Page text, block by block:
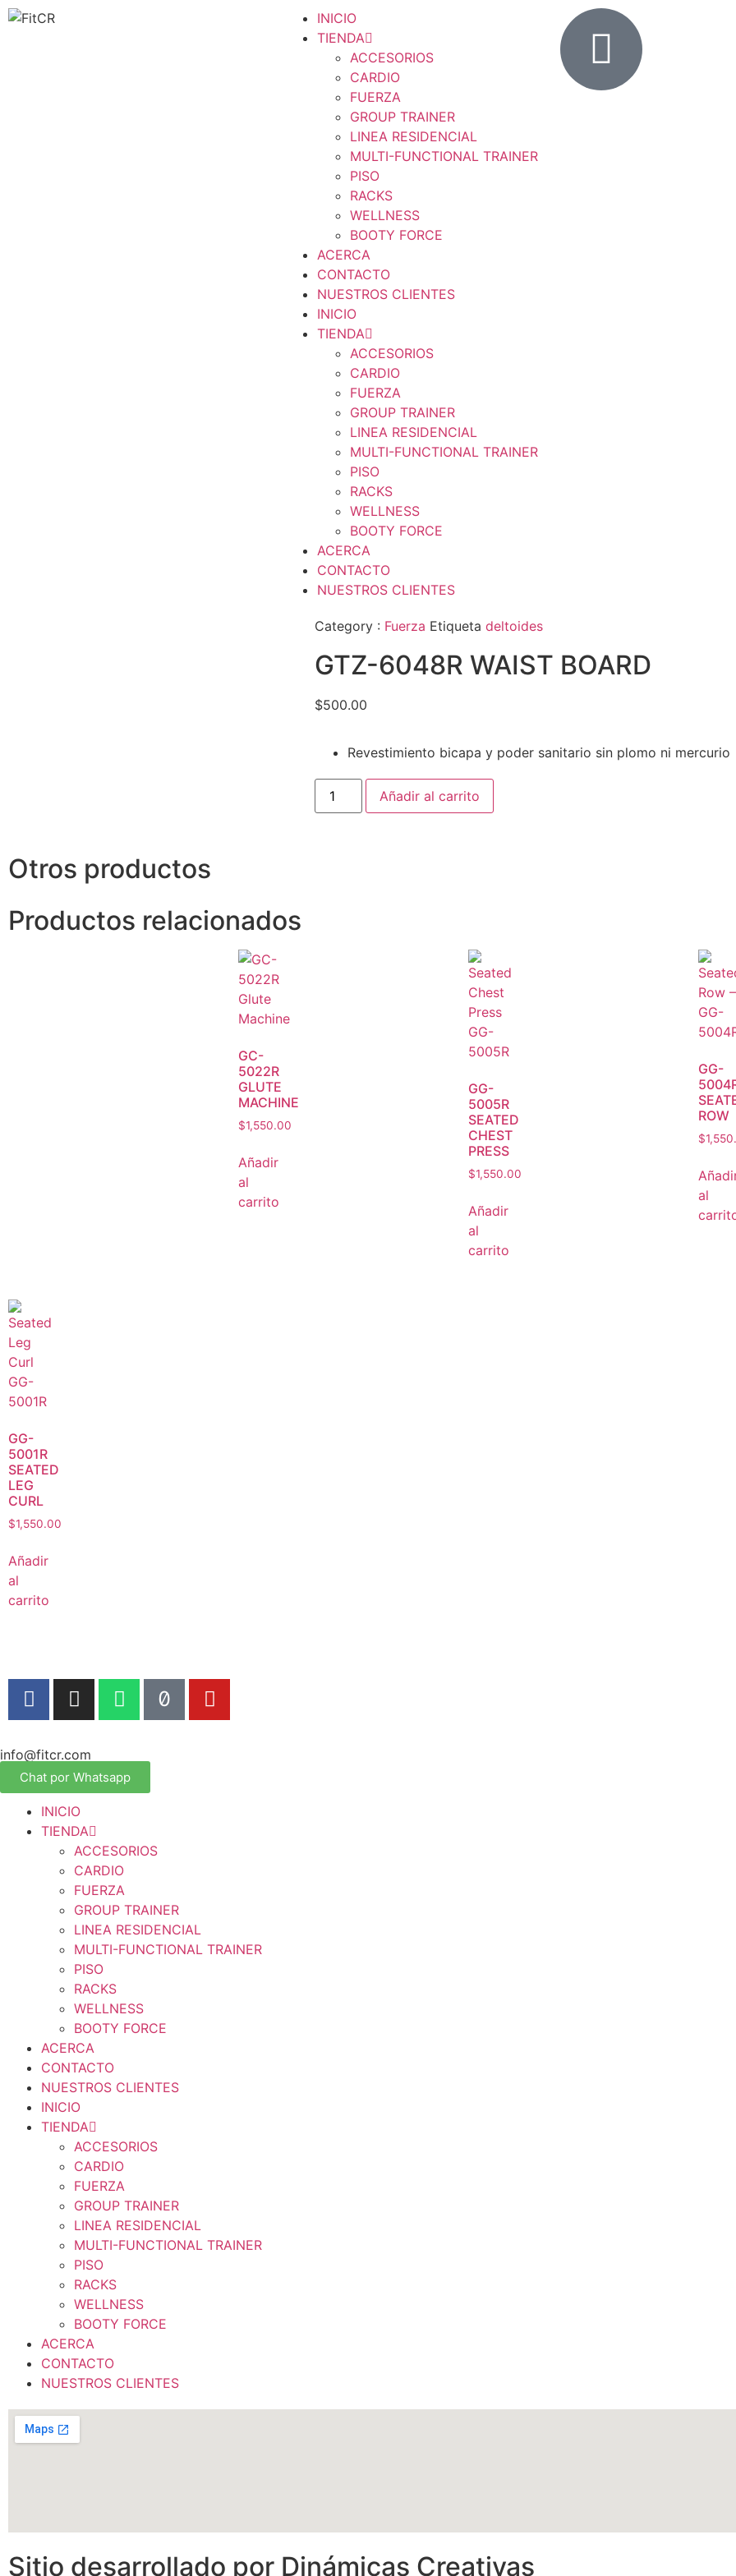
INICIO
TIENDA
ACCESORIOS
CARDIO
FUERZA
GROUP TRAINER
LINEA RESIDENCIAL
MULTI-FUNCTIONAL TRAINER
PISO
RACKS
WELLNESS
BOOTY FORCE
ACERCA
CONTACTO
NUESTROS CLIENTES
INICIO
TIENDA
ACCESORIOS
CARDIO
FUERZA
GROUP TRAINER
LINEA RESIDENCIAL
MULTI-FUNCTIONAL TRAINER
PISO
RACKS
WELLNESS
BOOTY FORCE
ACERCA
CONTACTO
NUESTROS CLIENTES
Category : Fuerza Etiqueta deltoides
GTZ-6048R WAIST BOARD
$500.00
Revestimiento bicapa y poder sanitario sin plomo ni mercurio
Añadir al carrito
Otros productos
Productos relacionados
GC-
5022R
GLUTE
MACHINE
$1,550.00
Añadir
al
carrito
GG-
5005R
SEATED
CHEST
PRESS
$1,550.00
Añadir
al
carrito
GG-
ROW
$
al
GG-
5001R
SEATED
LEG
CURL
$1,550.00
Añadir
al
carrito
info@fitcr.com
Chat por Whatsapp
INICIO
TIENDA
ACCESORIOS
CARDIO
FUERZA
GROUP TRAINER
LINEA RESIDENCIAL
MULTI-FUNCTIONAL TRAINER
PISO
RACKS
WELLNESS
BOOTY FORCE
ACERCA
CONTACTO
NUESTROS CLIENTES
INICIO
TIENDA
ACCESORIOS
CARDIO
FUERZA
GROUP TRAINER
LINEA RESIDENCIAL
MULTI-FUNCTIONAL TRAINER
PISO
RACKS
WELLNESS
BOOTY FORCE
ACERCA
CONTACTO
NUESTROS CLIENTES
Sitio desarrollado por Dinámicas Creativas